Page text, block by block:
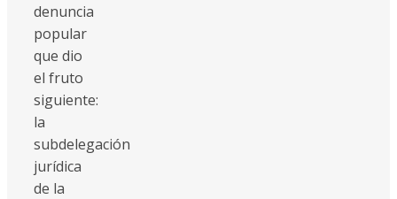
denuncia
popular
que dio
el fruto
siguiente:
la
subdelegación
jurídica
de la